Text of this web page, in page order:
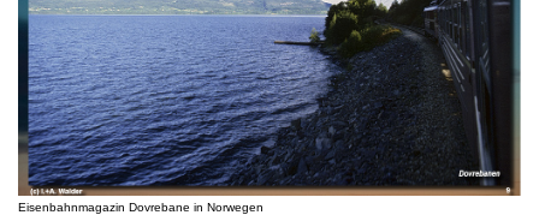
Eisenbahnmagazin Dovrebane in Norwegen